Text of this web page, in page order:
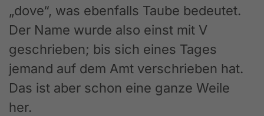
„dove“, was ebenfalls Taube bedeutet.
Der Name wurde also einst mit V
geschrieben; bis sich eines Tages
jemand auf dem Amt verschrieben hat.
Das ist aber schon eine ganze Weile
her.